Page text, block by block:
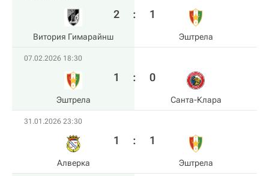
Витория Гимарайнш
2 : 1
Эштрела
07.02.2026 18:30
Эштрела
1 : 0
Санта-Клара
31.01.2026 23:30
Алверка
1 : 1
Эштрела